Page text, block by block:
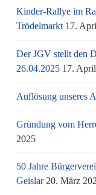
Kinder-Rallye im
Trödelmarkt 17.
Der JGV stellt den
26.04.2025 17.
Auflösung unseres
Gründung vom
2025
50 Jahre
Geislar 20. März